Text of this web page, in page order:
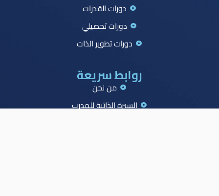
دورات القدرات
دورات تحصيلي
دورات تطوير الذات
روابط سريعة
من نحن
السيرة الذاتية للمدرب